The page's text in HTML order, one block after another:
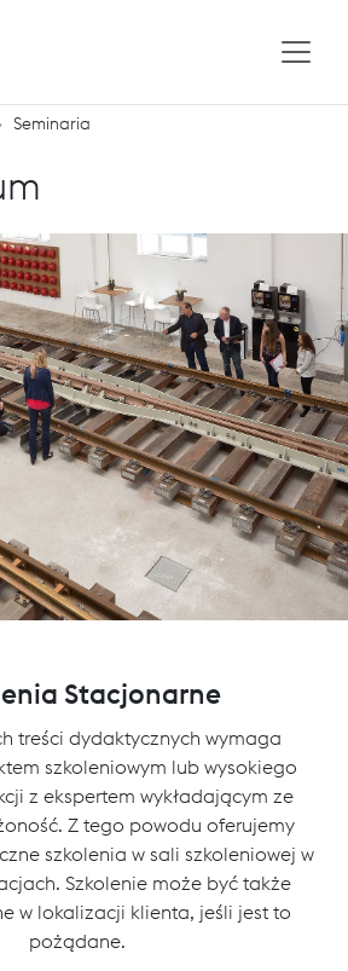
Seminaria
Stacjonarne
treści dydaktycznych wymaga
szkoleniowym lub wysokiego
z ekspertem wykładającym ze
Z tego powodu oferujemy
szkolenia w sali szkoleniowej w
Szkolenie może być także
w lokalizacji klienta, jeśli jest to
pożądane.